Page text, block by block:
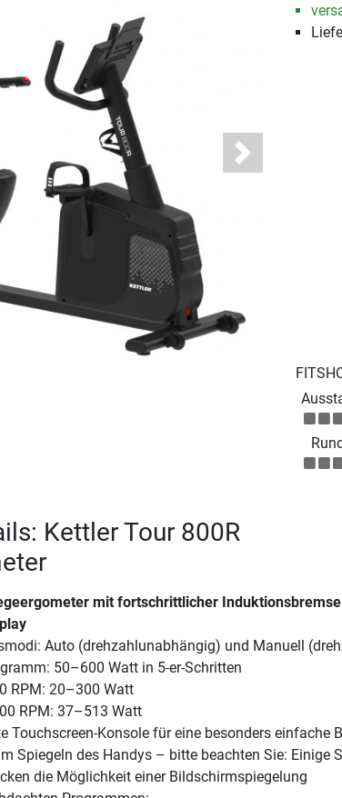
Next
Kettler Tour 800R
mit fortschrittlicher
Auto (drehzahlunabhängig) und Manuell
50–600 Watt in 5-er-Schritten
RPM: 20–300 Watt
RPM: 37–513 Watt
Touchscreen-Konsole für eine besonders einfache
Spiegeln des Handys – bitte beachten Sie: Einige
die Möglichkeit einer Bildschirmspiegelung